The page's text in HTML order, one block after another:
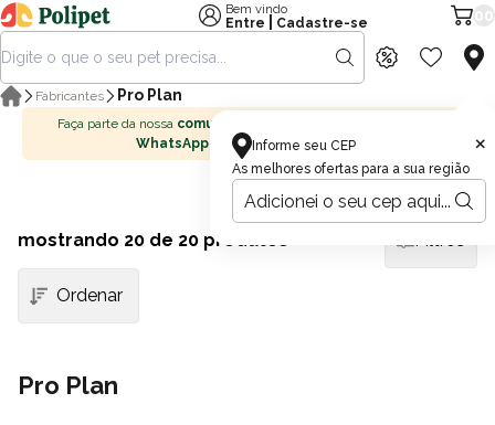
Informe seu CEP
As melhores ofertas para a sua região
×
Bem vindo
Entre
Cadastre-se
Fabricantes Pro Plan
Faça parte da nossa comunidade no
WhatsApp
Pro Plan
mostrando 20 de 20 produtos Filtros